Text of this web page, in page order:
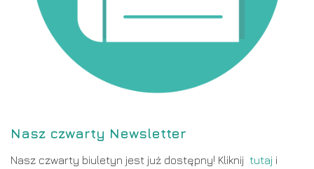
Nasz czwarty Newsletter
Nasz czwarty biuletyn jest już dostępny! Kliknij tutaj i